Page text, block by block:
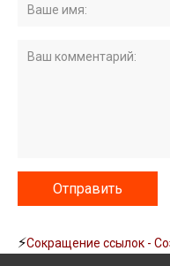
⚡Сокращение ссылок -